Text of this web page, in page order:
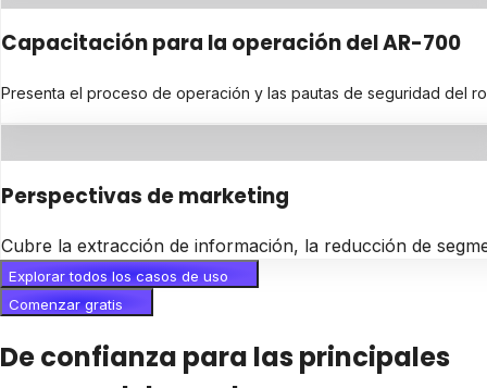
Capacitación para la operación del AR-700
Presenta el proceso de operación y las pautas de seguridad del
Perspectivas de marketing
Cubre la extracción de información, la reducción de
Explorar todos los casos de uso
Comenzar gratis
De confianza para las principales